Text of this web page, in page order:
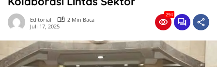
Editorial
2 Min Baca
Juli 17, 2025
294